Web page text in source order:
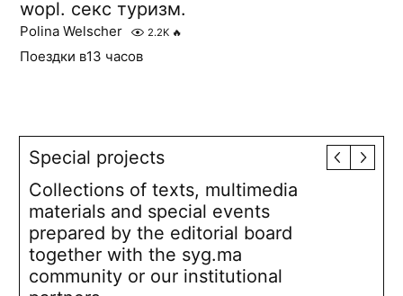
wopl. секс туризм.
Polina Welscher 2.2K 🔥
Поездки в13 часов
Special projects
Collections of texts, multimedia
materials and special events
prepared by the editorial board
together with the syg.ma
community or our institutional